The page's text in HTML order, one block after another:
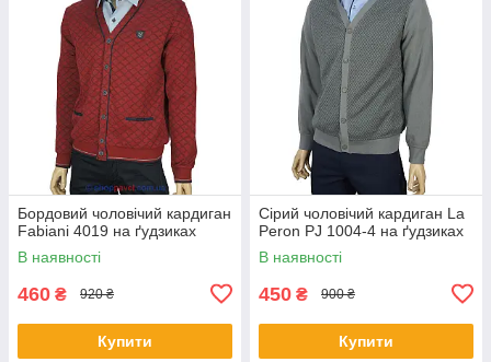
Бордовий чоловічий кардиган
Fabiani 4019 на ґудзиках
В наявності
460 ₴ 920 ₴
Купити
Сірий чоловічий кардиган La
Peron PJ 1004-4 на ґудзиках
В наявності
450 ₴ 900 ₴
Купити